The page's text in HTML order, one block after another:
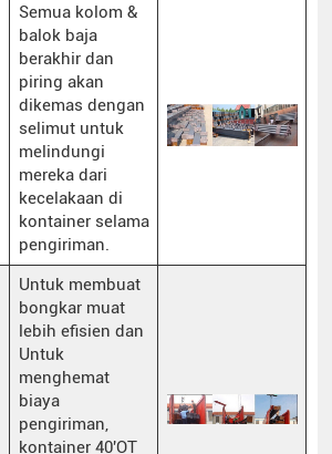
Semua kolom &
balok baja
berakhir dan
piring akan
dikemas dengan
selimut untuk
melindungi
mereka dari
kecelakaan di
kontainer selama
pengiriman.
Untuk membuat
bongkar muat
lebih efisien dan
Untuk
menghemat
biaya
pengiriman,
kontainer 40'OT